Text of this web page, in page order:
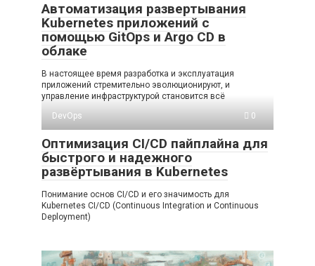
Автоматизация развертывания
Kubernetes приложений с
помощью GitOps и Argo CD в
облаке
В настоящее время разработка и эксплуатация
приложений стремительно эволюционируют, и
управление инфраструктурой становится всё
DevOps
0
Оптимизация CI/CD пайплайна для
быстрого и надежного
развёртывания в Kubernetes
Понимание основ CI/CD и его значимость для
Kubernetes CI/CD (Continuous Integration и Continuous
Deployment)